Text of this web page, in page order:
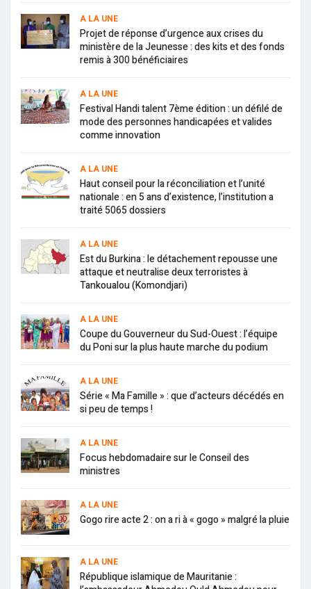
A LA UNE
Projet de réponse d’urgence aux crises du
ministère de la Jeunesse : des kits et des fonds
remis à 300 bénéficiaires
A LA UNE
Festival Handi talent 7ème édition : un défilé de
mode des personnes handicapées et valides
comme innovation
A LA UNE
Haut conseil pour la réconciliation et l’unité
nationale : en 5 ans d’existence, l’institution a
traité 5065 dossiers
A LA UNE
Est du Burkina : le détachement repousse une
attaque et neutralise deux terroristes à
Tankoualou (Komondjari)
A LA UNE
Coupe du Gouverneur du Sud-Ouest : l’équipe
du Poni sur la plus haute marche du podium
A LA UNE
Série « Ma Famille » : que d’acteurs décédés en
si peu de temps !
A LA UNE
Focus hebdomadaire sur le Conseil des
ministres
A LA UNE
Gogo rire acte 2 : on a ri à « gogo » malgré la pluie
A LA UNE
République islamique de Mauritanie :